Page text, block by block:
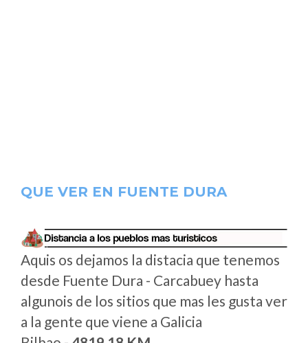
QUE VER EN FUENTE DURA
Aquis os dejamos la distacia que tenemos
desde Fuente Dura - Carcabuey hasta
algunois de los sitios que mas les gusta ver
a la gente que viene a Galicia